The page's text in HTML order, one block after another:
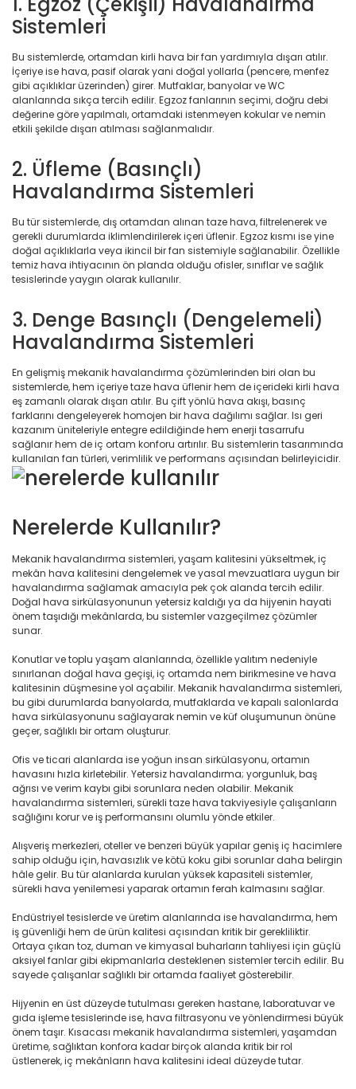
Sistemleri
Bu sistemlerde, ortamdan kirli hava bir fan yardımıyla dışarı atılır.
İçeriye ise hava, pasif olarak yani doğal yollarla (pencere, menfez
gibi açıklıklar üzerinden) girer. Mutfaklar, banyolar ve WC
alanlarında sıkça tercih edilir. Egzoz fanlarının seçimi, doğru debi
değerine göre yapılmalı, ortamdaki istenmeyen kokular ve nemin
etkili şekilde dışarı atılması sağlanmalıdır.
2. Üfleme (Basınçlı)
Havalandırma Sistemleri
Bu tür sistemlerde, dış ortamdan alınan taze hava, filtrelenerek ve
gerekli durumlarda iklimlendirilerek içeri üflenir. Egzoz kısmı ise yine
doğal açıklıklarla veya ikincil bir fan sistemiyle sağlanabilir. Özellikle
temiz hava ihtiyacının ön planda olduğu ofisler, sınıflar ve sağlık
tesislerinde yaygın olarak kullanılır.
3. Denge Basınçlı (Dengelemeli)
Havalandırma Sistemleri
En gelişmiş mekanik havalandırma çözümlerinden biri olan bu
sistemlerde, hem içeriye taze hava üflenir hem de içerideki kirli hava
eş zamanlı olarak dışarı atılır. Bu çift yönlü hava akışı, basınç
farklarını dengeleyerek homojen bir hava dağılımı sağlar. Isı geri
kazanım üniteleriyle entegre edildiğinde hem enerji tasarrufu
sağlanır hem de iç ortam konforu artırılır. Bu sistemlerin tasarımında
kullanılan fan türleri, verimlilik ve performans açısından belirleyicidir.
Nerelerde Kullanılır?
Mekanik havalandırma sistemleri, yaşam kalitesini yükseltmek, iç
mekân hava kalitesini dengelemek ve yasal mevzuatlara uygun bir
havalandırma sağlamak amacıyla pek çok alanda tercih edilir.
Doğal hava sirkülasyonunun yetersiz kaldığı ya da hijyenin hayati
önem taşıdığı mekânlarda, bu sistemler vazgeçilmez çözümler
sunar.
Konutlar ve toplu yaşam alanlarında, özellikle yalıtım nedeniyle
sınırlanan doğal hava geçişi, iç ortamda nem birikmesine ve hava
kalitesinin düşmesine yol açabilir. Mekanik havalandırma sistemleri,
bu gibi durumlarda banyolarda, mutfaklarda ve kapalı salonlarda
hava sirkülasyonunu sağlayarak nemin ve küf oluşumunun önüne
geçer, sağlıklı bir ortam oluşturur.
Ofis ve ticari alanlarda ise yoğun insan sirkülasyonu, ortamın
havasını hızla kirletebilir. Yetersiz havalandırma; yorgunluk, baş
ağrısı ve verim kaybı gibi sorunlara neden olabilir. Mekanik
havalandırma sistemleri, sürekli taze hava takviyesiyle çalışanların
sağlığını korur ve iş performansını olumlu yönde etkiler.
Alışveriş merkezleri, oteller ve benzeri büyük yapılar geniş iç hacimlere
sahip olduğu için, havasızlık ve kötü koku gibi sorunlar daha belirgin
hâle gelir. Bu tür alanlarda kurulan yüksek kapasiteli sistemler,
sürekli hava yenilemesi yaparak ortamın ferah kalmasını sağlar.
Endüstriyel tesislerde ve üretim alanlarında ise havalandırma, hem
iş güvenliği hem de ürün kalitesi açısından kritik bir gerekliliktir.
Ortaya çıkan toz, duman ve kimyasal buharların tahliyesi için güçlü
aksiyel fanlar gibi ekipmanlarla desteklenen sistemler tercih edilir. Bu
sayede çalışanlar sağlıklı bir ortamda faaliyet gösterebilir.
Hijyenin en üst düzeyde tutulması gereken hastane, laboratuvar ve
gıda işleme tesislerinde ise, hava filtrasyonu ve yönlendirmesi büyük
önem taşır. Kısacası mekanik havalandırma sistemleri, yaşamdan
üretime, sağlıktan konfora kadar birçok alanda kritik bir rol
üstlenerek, iç mekânların hava kalitesini ideal düzeyde tutar.